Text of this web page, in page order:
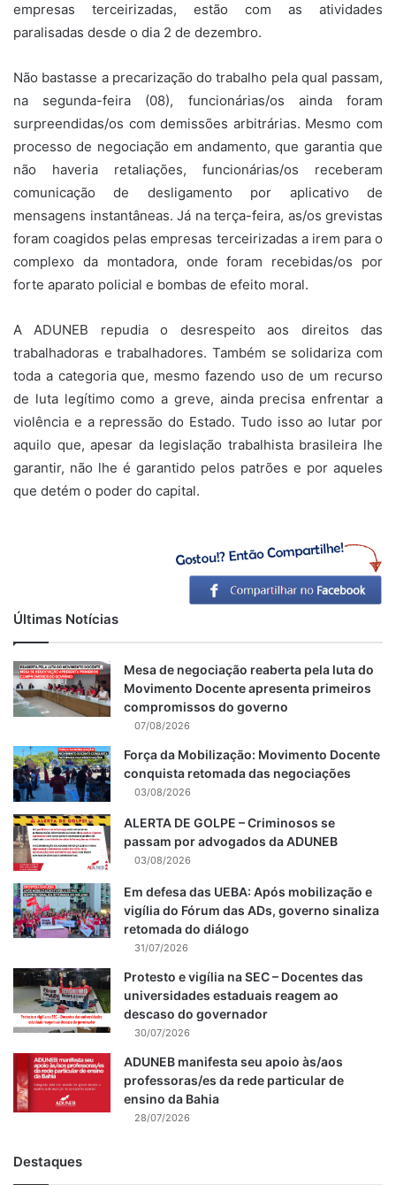
empresas terceirizadas, estão com as atividades
paralisadas desde o dia 2 de dezembro.
Não bastasse a precarização do trabalho pela qual passam,
na segunda-feira (08), funcionárias/os ainda foram
surpreendidas/os com demissões arbitrárias. Mesmo com
processo de negociação em andamento, que garantia que
não haveria retaliações, funcionárias/os receberam
comunicação de desligamento por aplicativo de
mensagens instantâneas. Já na terça-feira, as/os grevistas
foram coagidos pelas empresas terceirizadas a irem para o
complexo da montadora, onde foram recebidas/os por
forte aparato policial e bombas de efeito moral.
A ADUNEB repudia o desrespeito aos direitos das
trabalhadoras e trabalhadores. Também se solidariza com
toda a categoria que, mesmo fazendo uso de um recurso
de luta legítimo como a greve, ainda precisa enfrentar a
violência e a repressão do Estado. Tudo isso ao lutar por
aquilo que, apesar da legislação trabalhista brasileira lhe
garantir, não lhe é garantido pelos patrões e por aqueles
que detém o poder do capital.
Últimas Notícias
Mesa de negociação reaberta pela luta do
Movimento Docente apresenta primeiros
compromissos do governo
07/08/2026
Força da Mobilização: Movimento Docente
conquista retomada das negociações
03/08/2026
ALERTA DE GOLPE – Criminosos se
passam por advogados da ADUNEB
03/08/2026
Em defesa das UEBA: Após mobilização e
vigília do Fórum das ADs, governo sinaliza
retomada do diálogo
31/07/2026
Protesto e vigília na SEC – Docentes das
universidades estaduais reagem ao
descaso do governador
30/07/2026
ADUNEB manifesta seu apoio às/aos
professoras/es da rede particular de
ensino da Bahia
28/07/2026
Destaques